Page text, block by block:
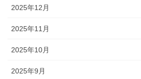
2025年12月
2025年11月
2025年10月
2025年9月